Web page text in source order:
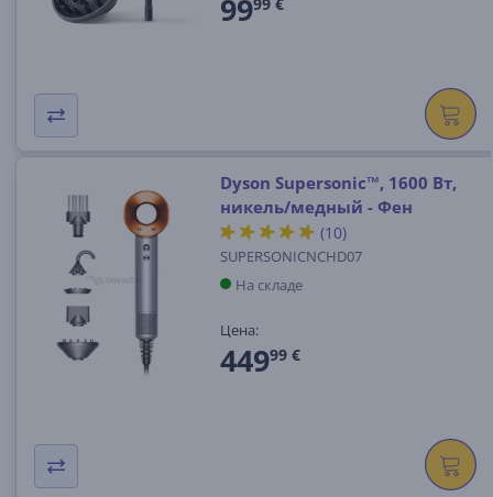
9999 €
Dyson Supersonic™, 1600 Вт,
никель/медный - Фен
(10)
SUPERSONICNCHD07
На складе
Цена:
44999 €